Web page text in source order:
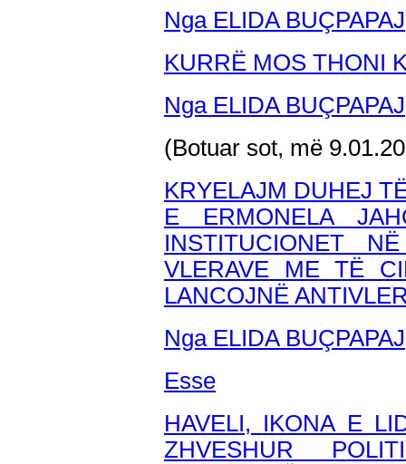
Nga ELIDA BUÇPAPAJ
KURRË MOS THONI
Nga ELIDA BUÇPAPAJ
(Botuar sot, më
KRYELAJM DUHEJ
E ERMONELA
INSTITUCIONET
VLERAVE ME TË
LANCOJNË
Nga ELIDA BUÇPAPAJ
Esse
HAVELI, IKONA E
ZHVESHUR